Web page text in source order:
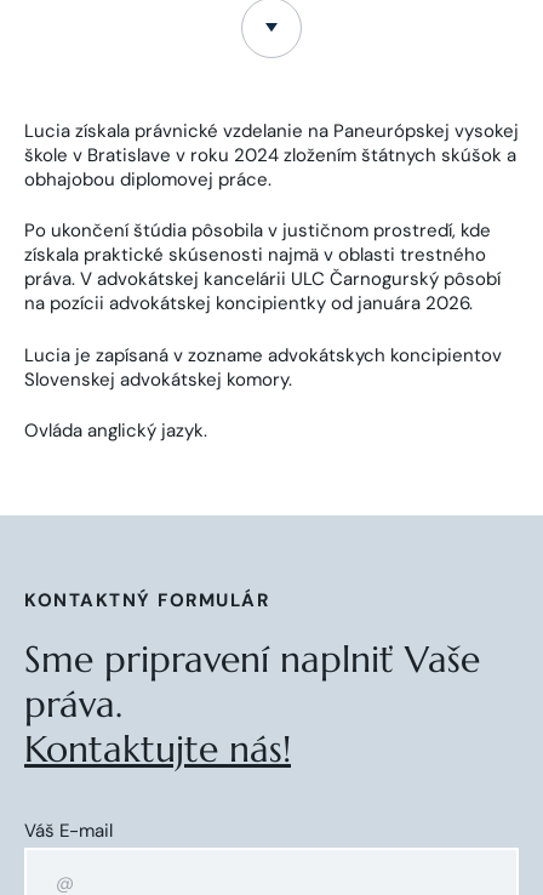
Lucia získala právnické vzdelanie na Paneurópskej vysokej
škole v Bratislave v roku 2024 zložením štátnych skúšok a
obhajobou diplomovej práce.
Po ukončení štúdia pôsobila v justičnom prostredí, kde
získala praktické skúsenosti najmä v oblasti trestného
práva. V advokátskej kancelárii ULC Čarnogurský pôsobí
na pozícii advokátskej koncipientky od januára 2026.
Lucia je zapísaná v zozname advokátskych koncipientov
Slovenskej advokátskej komory.
Ovláda anglický jazyk.
KONTAKTNÝ FORMULÁR
Sme pripravení naplniť Vaše
práva.
Kontaktujte nás!
Váš E-mail